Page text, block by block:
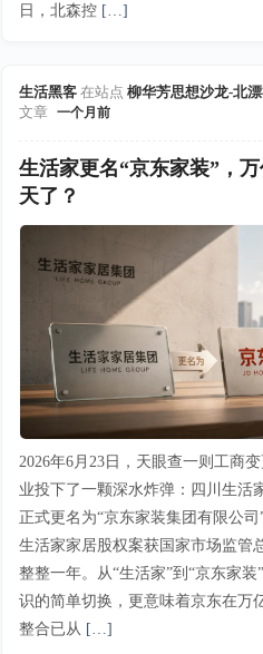
日，北森控 […]
生活黑客在站点 柳华芳思想沙龙-北
文章
一个月前
生活家更名“京东家装”，
天了？
2026年6月23日，天眼查一则工商
业投下了一颗深水炸弹：四川生活
正式更名为“京东家装集团有限公
生活家家居股权案获国家市场监管
整整一年。从“生活家”到“京东家
识的简单切换，更意味着京东在万
整合已从 […]